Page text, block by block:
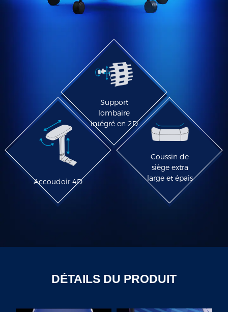
Support
lombaire
intégré en 2D
Accoudoir 4D
Coussin de
siège extra
large et épais
DÉTAILS DU PRODUIT